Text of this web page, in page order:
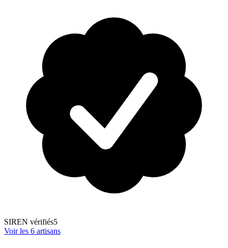
SIREN vérifiés5
Voir les 6 artisans